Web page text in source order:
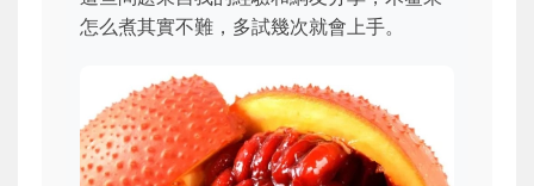
怎么煮其實不難，多試幾次就會上手。